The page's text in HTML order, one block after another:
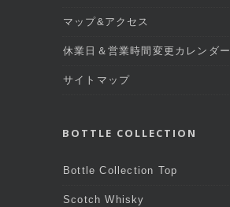
マップ&アクセス
休業日＆営業時間変更カレンダー
サイトマップ
BOTTLE COLLECTION
Bottle Collection Top
Scotch Whisky